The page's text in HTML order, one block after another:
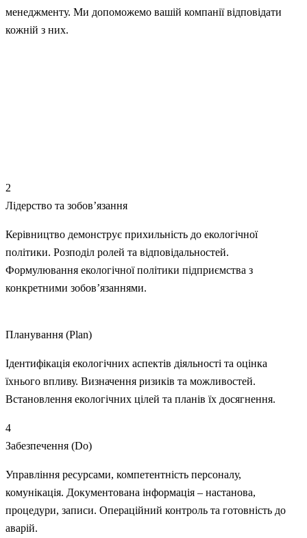
менеджменту. Ми допоможемо вашій компанії відповідати
кожній з них.
2
Лідерство та зобов’язання
Керівництво демонструє прихильність до екологічної
політики. Розподіл ролей та відповідальностей.
Формулювання екологічної політики підприємства з
конкретними зобов’язаннями.
Планування (Plan)
Ідентифікація екологічних аспектів діяльності та оцінка
їхнього впливу. Визначення ризиків та можливостей.
Встановлення екологічних цілей та планів їх досягнення.
4
Забезпечення (Do)
Управління ресурсами, компетентність персоналу,
комунікація. Документована інформація – настанова,
процедури, записи. Операційний контроль та готовність до
аварій.